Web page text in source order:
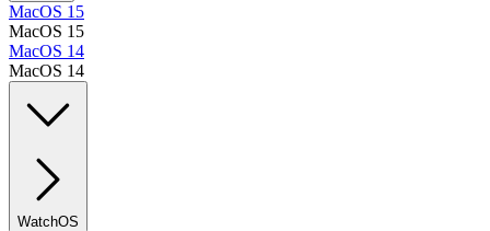
MacOS 15
MacOS 15
MacOS 14
MacOS 14
WatchOS